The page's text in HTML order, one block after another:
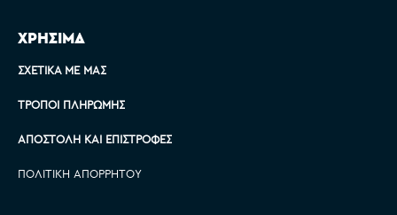
ΧΡΗΣΙΜΑ
ΣΧΕΤΙΚΆ ΜΕ ΜΑΣ
ΤΡΌΠΟΙ ΠΛΗΡΩΜΉΣ
ΑΠΟΣΤΟΛΉ ΚΑΙ ΕΠΙΣΤΡΟΦΈΣ
ΠΟΛΙΤΙΚΉ ΑΠΟΡΡΉΤΟΥ